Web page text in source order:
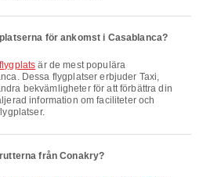
för ankomst i Casablanca?
är de mest populära
Dessa flygplatser erbjuder Taxi,
bekvämligheter för att förbättra din
information om faciliteter och
från Conakry?